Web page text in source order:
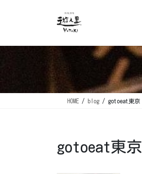
HOME blog gotoeat東京
gotoeat東京